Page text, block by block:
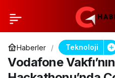
Haberler Teknoloji
Vodafone